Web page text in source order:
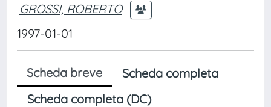
GROSSI, ROBERTO
1997-01-01
Scheda breve
Scheda completa
Scheda completa (DC)